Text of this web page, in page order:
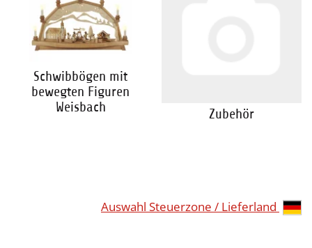
Schwibbögen mit
bewegten Figuren
Weisbach
Zubehör
Auswahl Steuerzone / Lieferland